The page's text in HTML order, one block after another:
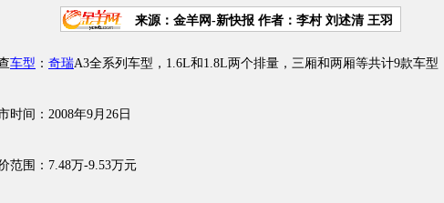
来源： 金羊网-新快报 作者：李村 刘述清 王羽
车型 ： 奇瑞A3全系列车型，1.6L和1.8L两个排量，三厢和两厢等共计9款车型
间：2008年9月26日
围：7.48万-9.53万元